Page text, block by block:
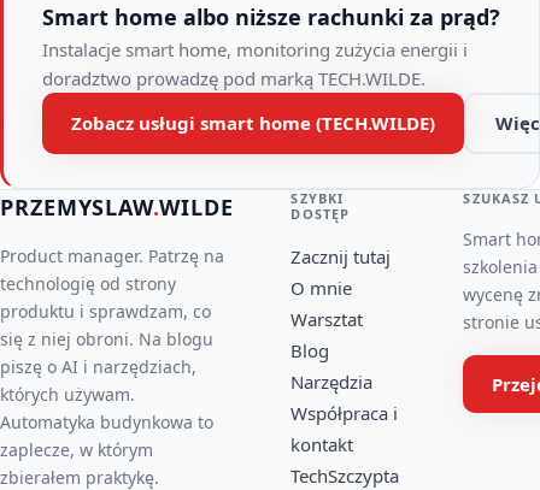
serwera
SUPLA do
programu
MS Excel.
Smart home albo niższe rachunki za prąd?
Instalacje smart home, monitoring zużycia energii i
doradztwo prowadzę pod marką TECH.WILDE.
Zobacz usługi smart home (TECH.WILDE)
PRZEMYSLAW.WILDE
Product manager. Patrzę na
technologię od strony
produktu i sprawdzam, co
się z niej obroni. Na blogu
piszę o AI i narzędziach,
których używam.
Automatyka budynkowa to
zaplecze, w którym
zbierałem praktykę.
SZYBKI
DOSTĘP
Zacznij tutaj
O mnie
Warsztat
Blog
Narzędzia
Współpraca i
kontakt
TechSzczypta
SZUKASZ
Smart
wycenę
stronie